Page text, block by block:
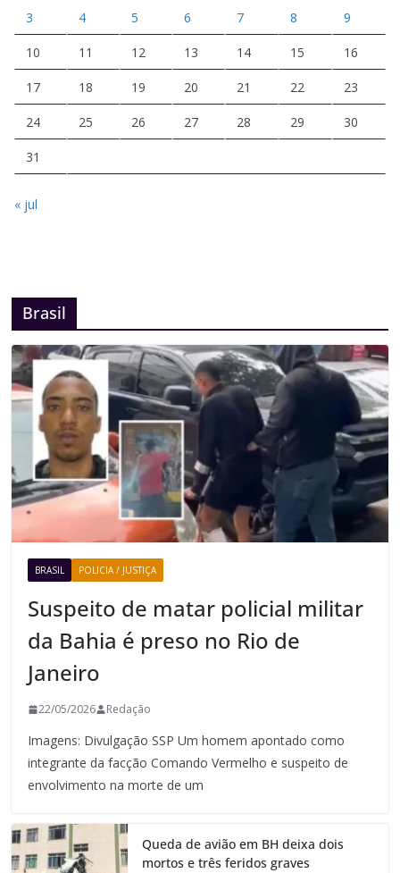
3 4 5 6 7 8 9
10 11 12 13 14 15 16
17 18 19 20 21 22 23
24 25 26 27 28 29 30
31
« jul
Brasil
BRASIL POLICIA / JUSTIÇA
Suspeito de matar policial militar
da Bahia é preso no Rio de
Janeiro
22/05/2026 Redação
Imagens: Divulgação SSP Um homem apontado como
integrante da facção Comando Vermelho e suspeito de
envolvimento na morte de um
Queda de avião em BH deixa dois
mortos e três feridos graves